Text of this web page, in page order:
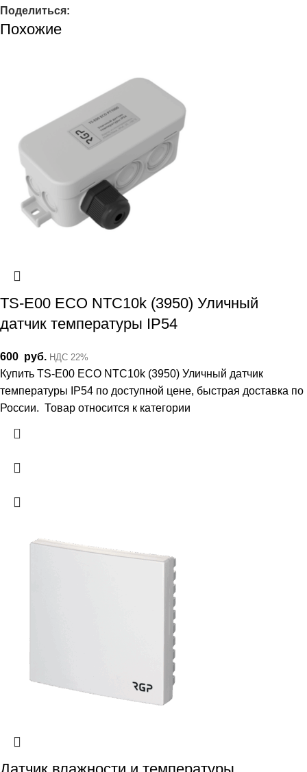
Поделиться:
Похожие
TS-E00 ECO NTC10k (3950) Уличный
датчик температуры IP54
600 руб. НДС 22%
Купить TS-E00 ECO NTC10k (3950) Уличный датчик
температуры IP54 по доступной цене, быстрая доставка по
России. Товар относится к категории